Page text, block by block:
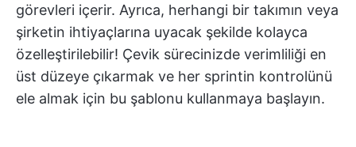
görevleri içerir. Ayrıca, herhangi bir takımın veya
şirketin ihtiyaçlarına uyacak şekilde kolayca
özelleştirilebilir! Çevik sürecinizde verimliliği en
üst düzeye çıkarmak ve her sprintin kontrolünü
ele almak için bu şablonu kullanmaya başlayın.